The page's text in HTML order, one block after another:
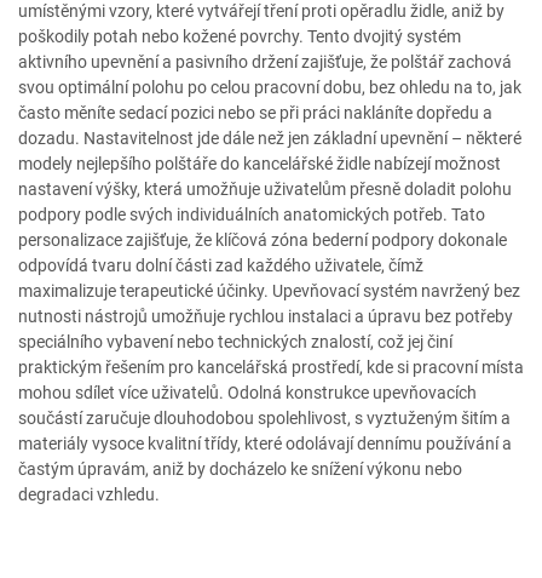
umístěnými vzory, které vytvářejí tření proti opěradlu židle, aniž by
poškodily potah nebo kožené povrchy. Tento dvojitý systém
aktivního upevnění a pasivního držení zajišťuje, že polštář zachová
svou optimální polohu po celou pracovní dobu, bez ohledu na to, jak
často měníte sedací pozici nebo se při práci nakláníte dopředu a
dozadu. Nastavitelnost jde dále než jen základní upevnění – některé
modely nejlepšího polštáře do kancelářské židle nabízejí možnost
nastavení výšky, která umožňuje uživatelům přesně doladit polohu
podpory podle svých individuálních anatomických potřeb. Tato
personalizace zajišťuje, že klíčová zóna bederní podpory dokonale
odpovídá tvaru dolní části zad každého uživatele, čímž
maximalizuje terapeutické účinky. Upevňovací systém navržený bez
nutnosti nástrojů umožňuje rychlou instalaci a úpravu bez potřeby
speciálního vybavení nebo technických znalostí, což jej činí
praktickým řešením pro kancelářská prostředí, kde si pracovní místa
mohou sdílet více uživatelů. Odolná konstrukce upevňovacích
součástí zaručuje dlouhodobou spolehlivost, s vyztuženým šitím a
materiály vysoce kvalitní třídy, které odolávají dennímu používání a
častým úpravám, aniž by docházelo ke snížení výkonu nebo
degradaci vzhledu.